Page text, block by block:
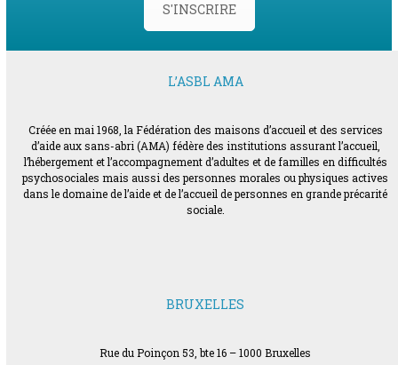
S'INSCRIRE
L’ASBL AMA
Créée en mai 1968, la Fédération des maisons d’accueil et des services
d’aide aux sans-abri (AMA) fédère des institutions assurant l’accueil,
l’hébergement et l’accompagnement d’adultes et de familles en difficultés
psychosociales mais aussi des personnes morales ou physiques actives
dans le domaine de l’aide et de l’accueil de personnes en grande précarité
sociale.
BRUXELLES
Rue du Poinçon 53, bte 16 – 1000 Bruxelles